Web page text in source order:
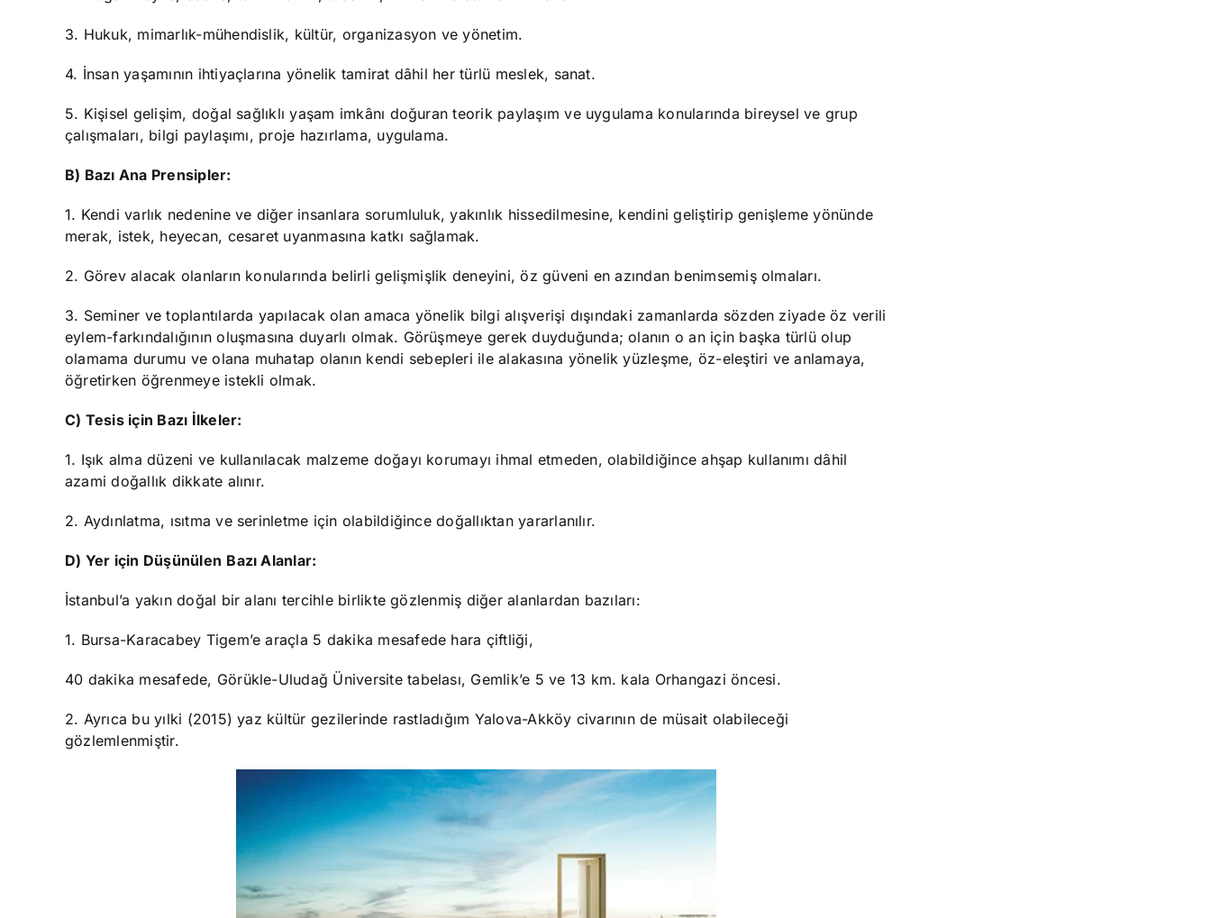
3. Hukuk, mimarlık-mühendislik, kültür, organizasyon ve yönetim.
4. İnsan yaşamının ihtiyaçlarına yönelik tamirat dâhil her türlü meslek, sanat.
5. Kişisel gelişim, doğal sağlıklı yaşam imkânı doğuran teorik paylaşım ve uygulama konularında bireysel ve grup
çalışmaları, bilgi paylaşımı, proje hazırlama, uygulama.
B) Bazı Ana Prensipler:
1. Kendi varlık nedenine ve diğer insanlara sorumluluk, yakınlık hissedilmesine, kendini geliştirip genişleme yönünde
merak, istek, heyecan, cesaret uyanmasına katkı sağlamak.
2. Görev alacak olanların konularında belirli gelişmişlik deneyini, öz güveni en azından benimsemiş olmaları.
3. Seminer ve toplantılarda yapılacak olan amaca yönelik bilgi alışverişi dışındaki zamanlarda sözden ziyade öz verili
eylem-farkındalığının oluşmasına duyarlı olmak. Görüşmeye gerek duyduğunda; olanın o an için başka türlü olup
olamama durumu ve olana muhatap olanın kendi sebepleri ile alakasına yönelik yüzleşme, öz-eleştiri ve anlamaya,
öğretirken öğrenmeye istekli olmak.
C) Tesis için Bazı İlkeler:
1. Işık alma düzeni ve kullanılacak malzeme doğayı korumayı ihmal etmeden, olabildiğince ahşap kullanımı dâhil
azami doğallık dikkate alınır.
2. Aydınlatma, ısıtma ve serinletme için olabildiğince doğallıktan yararlanılır.
D) Yer için Düşünülen Bazı Alanlar:
İstanbul’a yakın doğal bir alanı tercihle birlikte gözlenmiş diğer alanlardan bazıları:
1. Bursa-Karacabey Tigem’e araçla 5 dakika mesafede hara çiftliği,
40 dakika mesafede, Görükle-Uludağ Üniversite tabelası, Gemlik’e 5 ve 13 km. kala Orhangazi öncesi.
2. Ayrıca bu yılki (2015) yaz kültür gezilerinde rastladığım Yalova-Akköy civarının de müsait olabileceği
gözlemlenmiştir.